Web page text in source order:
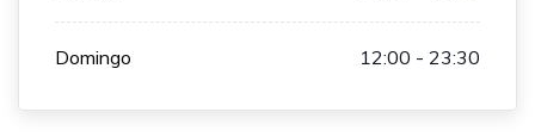
Domingo 12:00 - 23:30